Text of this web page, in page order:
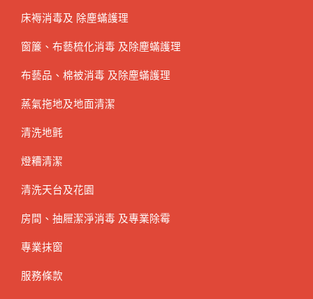
床褥消毒及 除塵蟎護理
窗簾、布藝梳化消毒 及除塵蟎護理
布藝品、棉被消毒 及除塵蟎護理
蒸氣拖地及地面清潔
清洗地氈
燈糟清潔
清洗天台及花園
房間、抽屜潔淨消毒 及專業除霉
專業抹窗
服務條款